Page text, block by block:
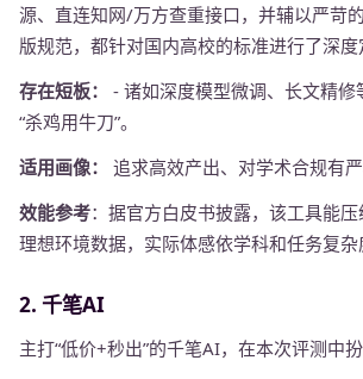
源、直连知网/万方查重接口，并辅以严苛
版规范，都针对国内高校的标准进行了深度
存在短板：
- 诸如深度模型微调、长文精
“杀鸡用牛刀”。
适用画像：
追求高效产出、对学术合规有
效能参考：据官方白皮书披露，该工具能
理想环境数据，实际体感依学科和任务复杂
2. 千笔AI
主打“低价+秒出”的千笔AI，在本次评测中